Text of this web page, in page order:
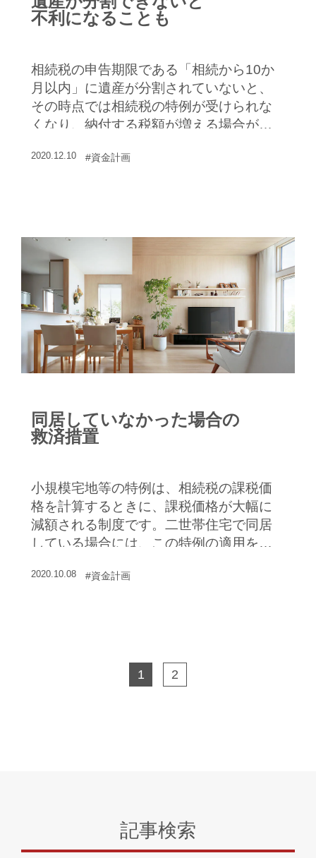
不利になることも
相続税の申告期限である「相続から10か
月以内」に遺産が分割されていないと、
その時点では相続税の特例が受けられな
くなり、納付する税額が増える場合があ
2020.12.10 #資金計画
同居していなかった場合の
救済措置
小規模宅地等の特例は、相続税の課税価
格を計算するときに、課税価格が大幅に
減額される制度です。二世帯住宅で同居
している場合には、この特例の適用を受
2020.10.08 #資金計画
1 2
記事検索